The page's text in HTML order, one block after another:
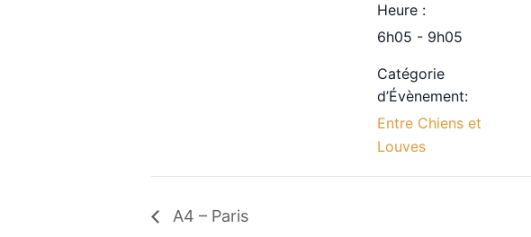
Heure :
6h05 - 9h05
Catégorie
d’Évènement:
Entre Chiens et
Louves
A4 – Paris